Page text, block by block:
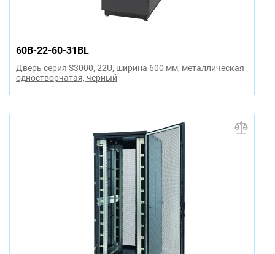
60B-22-60-31BL
Дверь серия S3000, 22U, ширина 600 мм, металлическая
одностворчатая, черный